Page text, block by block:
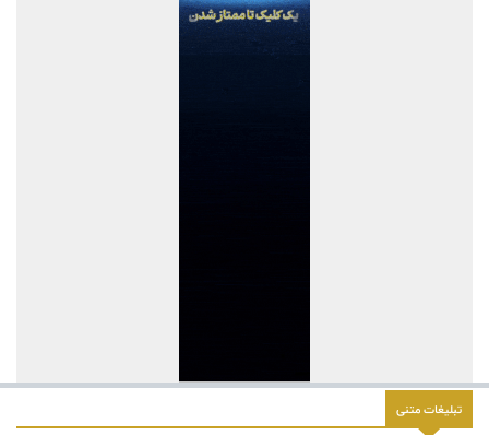
پیام مدیرعامل شرکت آهن و فولاد ارفع به مناسبت روز خبرنگار
پیام دکتر محمدرضا سجادیان، مدیرعامل شرکت «مجتمع فولاد خراسان»
روز خبرنگار
پیام تبریک رئیس کل بانک مرکزی به مناسبت روز خبرنگار
تبلیغات متنی